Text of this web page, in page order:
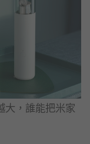
大，誰能把米家